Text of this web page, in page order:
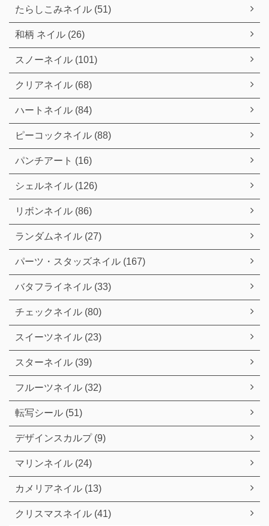
たらしこみネイル (51)
和柄 ネイル (26)
スノーネイル (101)
クリアネイル (68)
ハートネイル (84)
ピーコックネイル (88)
パンチアート (16)
シェルネイル (126)
リボンネイル (86)
ランダムネイル (27)
パーツ・スタッズネイル (167)
バタフライネイル (33)
チェックネイル (80)
スイーツネイル (23)
スターネイル (39)
フルーツネイル (32)
転写シール (51)
デザインスカルプ (9)
マリンネイル (24)
カメリアネイル (13)
クリスマスネイル (41)